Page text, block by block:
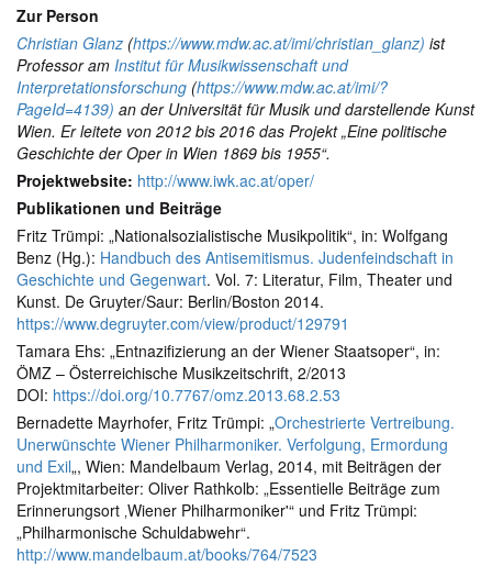
Zur Person
Christian Glanz (https://www.mdw.ac.at/imi/christian_glanz) ist
Professor am Institut für Musikwissenschaft und
Interpretationsforschung (https://www.mdw.ac.at/imi/?
PageId=4139) an der Universität für Musik und darstellende Kunst
Wien. Er leitete von 2012 bis 2016 das Projekt „Eine politische
Geschichte der Oper in Wien 1869 bis 1955“.
Projektwebsite: http://www.iwk.ac.at/oper/
Publikationen und Beiträge
Fritz Trümpi: „Nationalsozialistische Musikpolitik“, in: Wolfgang
Benz (Hg.): Handbuch des Antisemitismus. Judenfeindschaft in
Geschichte und Gegenwart. Vol. 7: Literatur, Film, Theater und
Kunst. De Gruyter/Saur: Berlin/Boston 2014.
https://www.degruyter.com/view/product/129791
Tamara Ehs: „Entnazifizierung an der Wiener Staatsoper“, in:
ÖMZ – Österreichische Musikzeitschrift, 2/2013
DOI: https://doi.org/10.7767/omz.2013.68.2.53
Bernadette Mayrhofer, Fritz Trümpi: „Orchestrierte Vertreibung.
Unerwünschte Wiener Philharmoniker. Verfolgung, Ermordung
und Exil„, Wien: Mandelbaum Verlag, 2014, mit Beiträgen der
Projektmitarbeiter: Oliver Rathkolb: „Essentielle Beiträge zum
Erinnerungsort ‚Wiener Philharmoniker'“ und Fritz Trümpi:
„Philharmonische Schuldabwehr“.
http://www.mandelbaum.at/books/764/7523